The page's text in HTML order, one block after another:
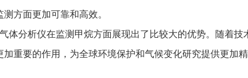
方面更加可靠和高效。
体分析仪在监测甲烷方面展现出了比较大的优势。随着
重要的作用，为全球环境保护和气候变化研究提供更加精